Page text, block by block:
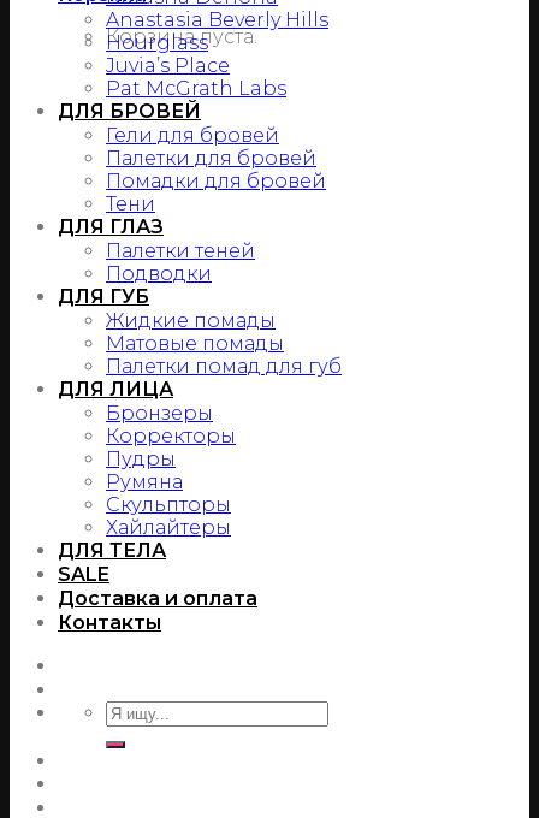
Корзина пуста.
Anastasia Beverly Hills
Hourglass
Juvia’s Place
Pat McGrath Labs
ДЛЯ БРОВЕЙ
Гели для бровей
Палетки для бровей
Помадки для бровей
Тени
ДЛЯ ГЛАЗ
Палетки теней
Подводки
ДЛЯ ГУБ
Жидкие помады
Матовые помады
Палетки помад для губ
ДЛЯ ЛИЦА
Бронзеры
Корректоры
Пудры
Румяна
Скульпторы
Хайлайтеры
ДЛЯ ТЕЛА
SALE
Доставка и оплата
Контакты